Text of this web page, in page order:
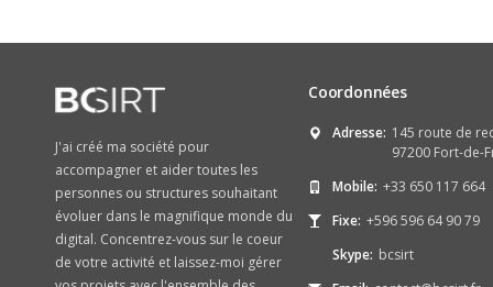
J'ai créé ma société pour
accompagner et aider toutes les
personnes ou structures souhaitant
évoluer dans le magnifique monde du
digital. Concentrez-vous sur le coeur
de votre activité et laissez-moi gérer
Coordonnées
Adresse: 145 route de
97200 Fort-de-
Mobile: +33 650 117 664
Fixe: +596 596 64 90 79
Skype: bcsirt